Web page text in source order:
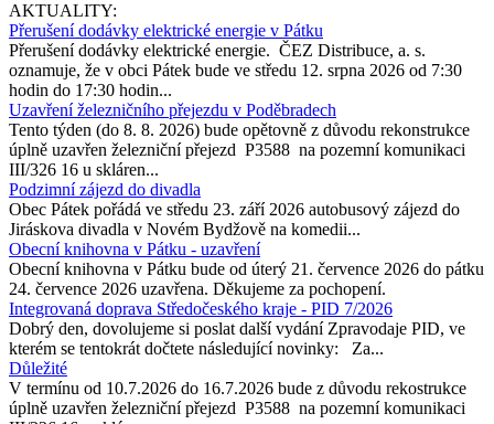
AKTUALITY:
Přerušení dodávky elektrické energie v Pátku
Přerušení dodávky elektrické energie. ČEZ Distribuce, a. s.
oznamuje, že v obci Pátek bude ve středu 12. srpna 2026 od 7:30
hodin do 17:30 hodin...
Uzavření železničního přejezdu v Poděbradech
Tento týden (do 8. 8. 2026) bude opětovně z důvodu rekonstrukce
úplně uzavřen železniční přejezd P3588 na pozemní komunikaci
III/326 16 u skláren...
Podzimní zájezd do divadla
Obec Pátek pořádá ve středu 23. září 2026 autobusový zájezd do
Jiráskova divadla v Novém Bydžově na komedii...
Obecní knihovna v Pátku - uzavření
Obecní knihovna v Pátku bude od úterý 21. července 2026 do pátku
24. července 2026 uzavřena. Děkujeme za pochopení.
Integrovaná doprava Středočeského kraje - PID 7/2026
Dobrý den, dovolujeme si poslat další vydání Zpravodaje PID, ve
kterém se tentokrát dočtete následující novinky: Za...
Důležité
V termínu od 10.7.2026 do 16.7.2026 bude z důvodu rekostrukce
úplně uzavřen železniční přejezd P3588 na pozemní komunikaci